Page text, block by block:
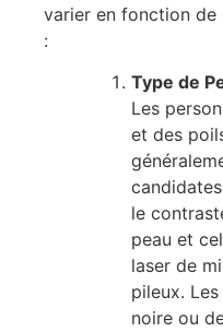
varier en fonction de
:
Type de
Les
et des
le
peau et
laser de
pileux.
noire ou